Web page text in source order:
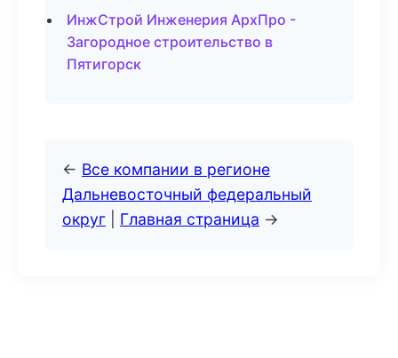
ИнжСтрой Инженерия АрхПро -
Загородное строительство в
Пятигорск
← Все компании в регионе
Дальневосточный федеральный
округ
Главная страница →